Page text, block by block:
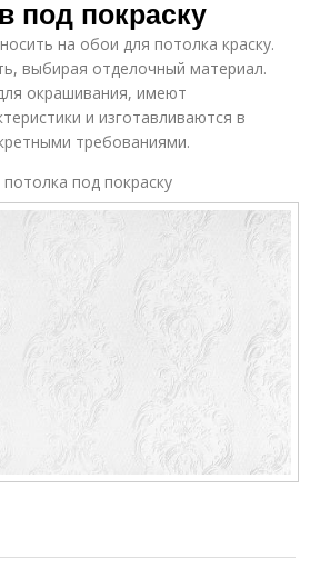
под покраску
на обои для потолка краску.
выбирая отделочный материал.
окрашивания, имеют
и изготавливаются в
требованиями.
под покраску